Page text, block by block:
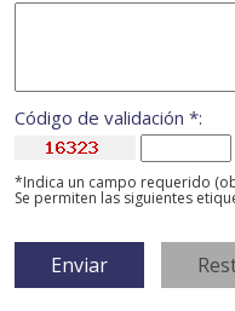
Código de validación *:
*Indica un campo requerido
Se permiten las siguientes